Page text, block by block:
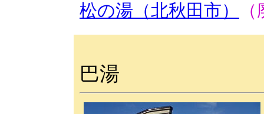
松の湯（北秋田市）
巴湯